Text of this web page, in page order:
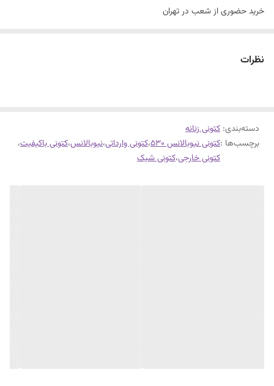
خرید حضوری از شعب در تهران
قابل شستشو
فوق العاده شیک و راحت .
نظرات
دسته‌بندی: کتونی زنانه
برچسب‌ها :کتونی نیوبالانس ۵۳۰ ،کتونی وارداتی،نیوبالانس،کتونی باکیفیت،
کتونی خارجی،کتونی شیک